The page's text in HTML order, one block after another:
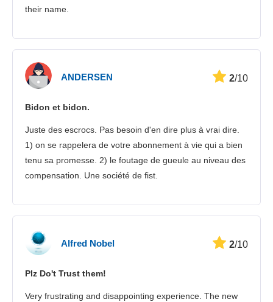
their name.
ANDERSEN 2/10
Bidon et bidon.
Juste des escrocs. Pas besoin d'en dire plus à vrai dire.
1) on se rappelera de votre abonnement à vie qui a bien
tenu sa promesse. 2) le foutage de gueule au niveau des
compensation. Une société de fist.
Alfred Nobel 2/10
Plz Do't Trust them!
Very frustrating and disappointing experience. The new